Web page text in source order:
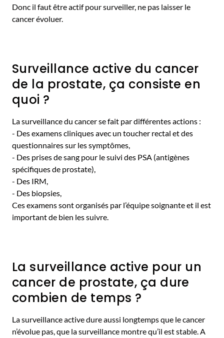
Donc il faut être actif pour surveiller, ne pas laisser le
cancer évoluer.
Surveillance active du cancer
de la prostate, ça consiste en
quoi ?
La surveillance du cancer se fait par différentes actions :
- Des examens cliniques avec un toucher rectal et des
questionnaires sur les symptômes,
- Des prises de sang pour le suivi des PSA (antigènes
spécifiques de prostate),
- Des IRM,
- Des biopsies,
Ces examens sont organisés par l’équipe soignante et il est
important de bien les suivre.
La surveillance active pour un
cancer de prostate, ça dure
combien de temps ?
La surveillance active dure aussi longtemps que le cancer
n’évolue pas, que la surveillance montre qu’il est stable. A